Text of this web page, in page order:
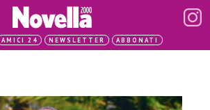
AMICI 24 NEWSLETTER ABBONATI